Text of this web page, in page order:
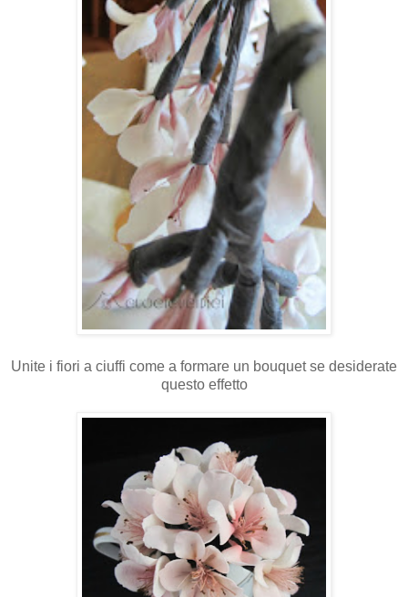
Unite i fiori a ciuffi come a formare un bouquet se desiderate
questo effetto